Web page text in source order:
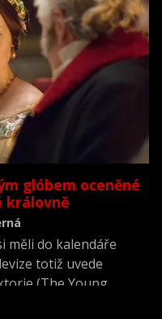
glóbem oceněné
královně
měli do kalendáře
totiž uvede
(The Young